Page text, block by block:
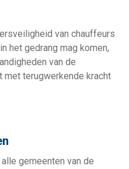
van chauffeurs
het gedrang mag komen,
van de
met terugwerkende kracht
gemeenten van de